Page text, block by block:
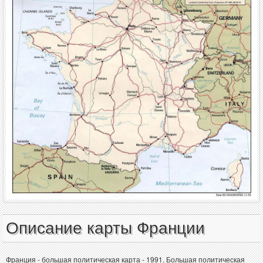
Описание карты Франции
Франция - большая политическая карта - 1991. Большая политическая